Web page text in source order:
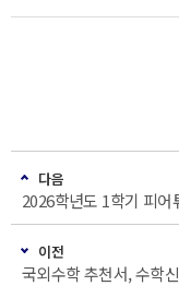
다음
2026학년도 1학기 피
이전
국외수학 추천서, 수학